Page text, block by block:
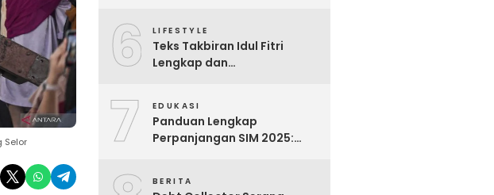
Selor
6 LIFESTYLE
Teks Takbiran Idul Fitri
Lengkap dan
7 EDUKASI
Panduan Lengkap
Perpanjangan SIM 2025:
BERITA